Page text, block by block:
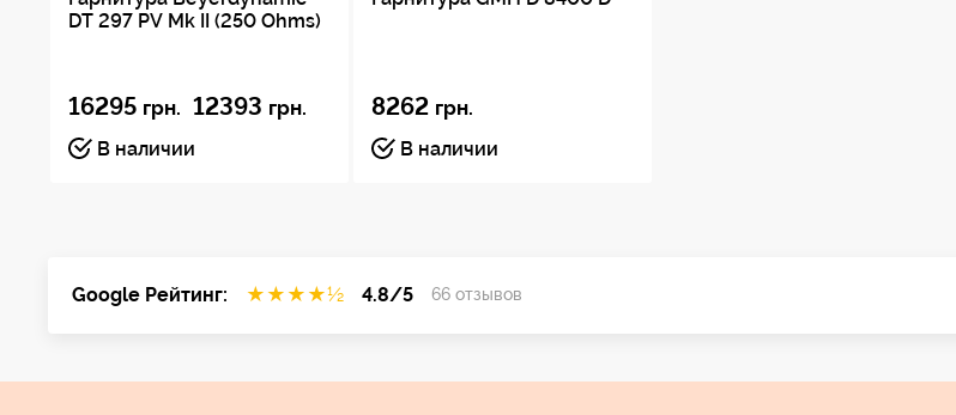
DT 297 PV Mk II (250 Ohms)
16295 грн. 12393 грн.
В наличии
8262 грн.
В наличии
Google Рейтинг: ★ ★ ★ ★½ 4.8/5 66 отзывов